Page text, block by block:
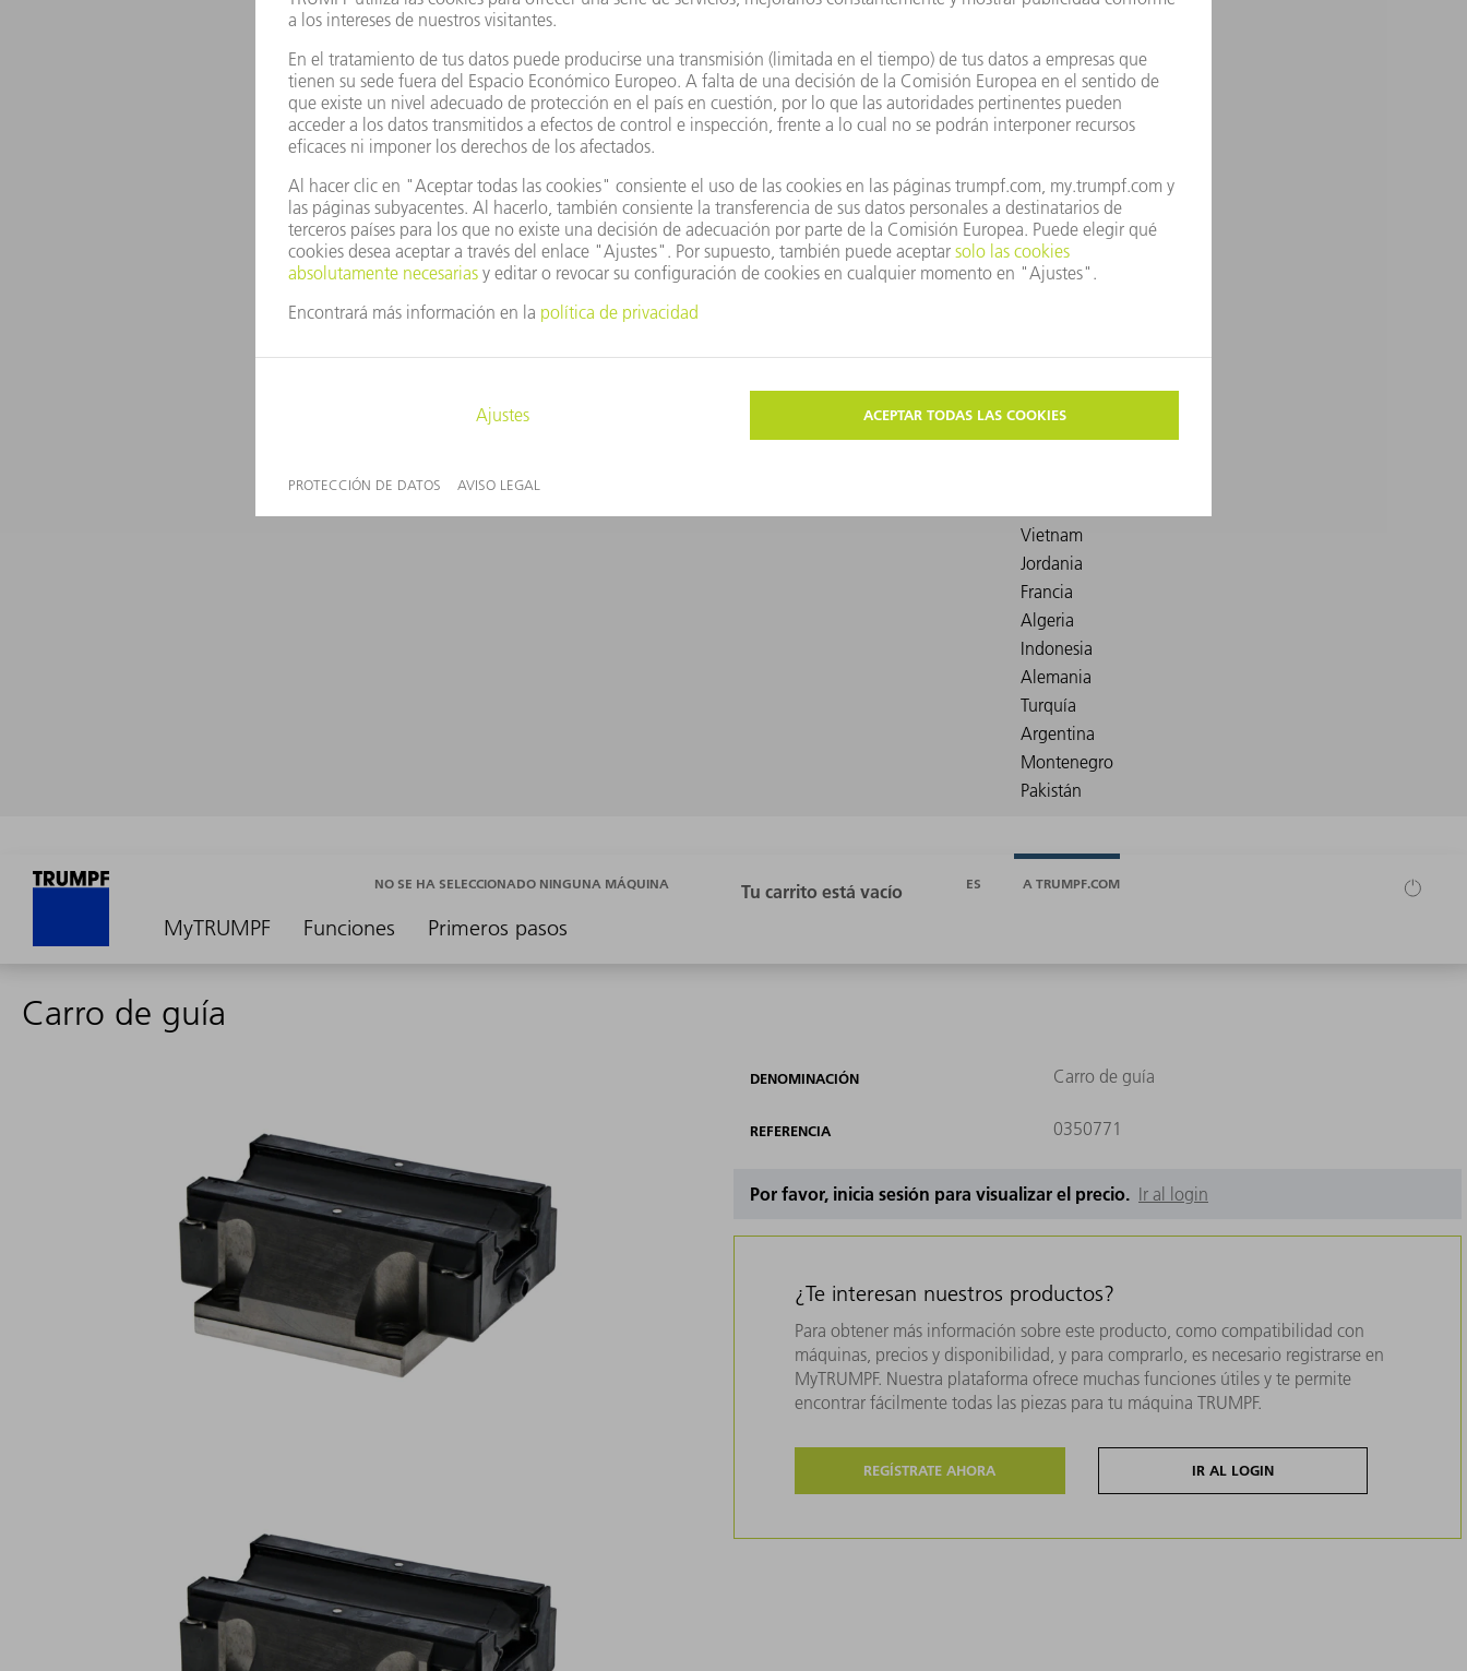
MyTRUMPF Funciones Primeros pasos
NO SE HA SELECCIONADO NINGUNA MÁQUINA ES A TRUMPF.COM
Carro de guía
DENOMINACIÓN Carro de guía
REFERENCIA 0350771
Por favor, inicia sesión para visualizar el precio. Ir al login
¿Te interesan nuestros productos?
Para obtener más información sobre este producto, como compatibilidad con
máquinas, precios y disponibilidad, y para comprarlo, es necesario registrarse en
MyTRUMPF. Nuestra plataforma ofrece muchas funciones útiles y te permite
encontrar fácilmente todas las piezas para tu máquina TRUMPF.
REGÍSTRATE AHORA IR AL LOGIN